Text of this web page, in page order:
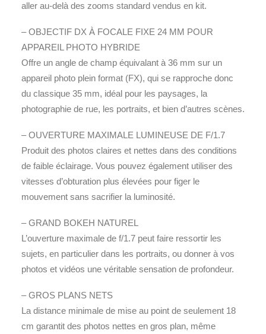
aller au-delà des zooms standard vendus en kit.
– OBJECTIF DX À FOCALE FIXE 24 MM POUR
APPAREIL PHOTO HYBRIDE
Offre un angle de champ équivalant à 36 mm sur un
appareil photo plein format (FX), qui se rapproche donc
du classique 35 mm, idéal pour les paysages, la
photographie de rue, les portraits, et bien d’autres scènes.
– OUVERTURE MAXIMALE LUMINEUSE DE F/1.7
Produit des photos claires et nettes dans des conditions
de faible éclairage. Vous pouvez également utiliser des
vitesses d’obturation plus élevées pour figer le
mouvement sans sacrifier la luminosité.
– GRAND BOKEH NATUREL
L’ouverture maximale de f/1.7 peut faire ressortir les
sujets, en particulier dans les portraits, ou donner à vos
photos et vidéos une véritable sensation de profondeur.
– GROS PLANS NETS
La distance minimale de mise au point de seulement 18
cm garantit des photos nettes en gros plan, même